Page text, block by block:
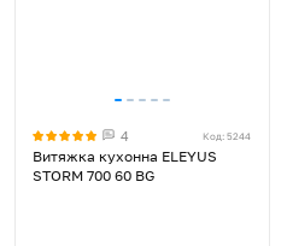
4 Код: 5244
Витяжка кухонна ELEYUS
STORM 700 60 BG